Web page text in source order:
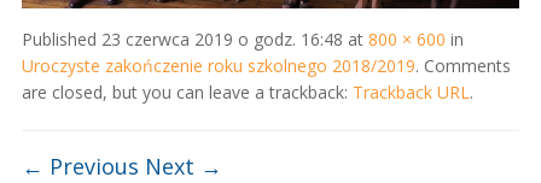
Published 23 czerwca 2019 o godz. 16:48 at 800 × 600 in
Uroczyste zakończenie roku szkolnego 2018/2019. Comments
are closed, but you can leave a trackback: Trackback URL.
← Previous Next →